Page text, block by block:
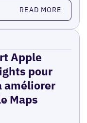
READ MORE
Apple
pour
améliorer
Maps